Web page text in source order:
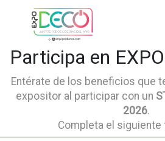
Participa en
Entérate de los beneficios que
expositor al participar con un
2026.
Completa el siguiente